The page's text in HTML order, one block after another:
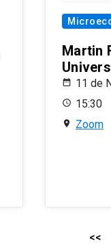
Martin
11 de
15:30
Zoom
<<